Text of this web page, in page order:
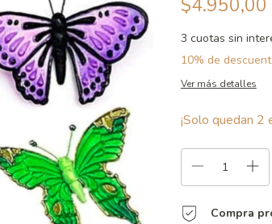
$4.950,00
3 cuotas sin
10% de
Ver más detalles
¡Solo quedan 2
Compra